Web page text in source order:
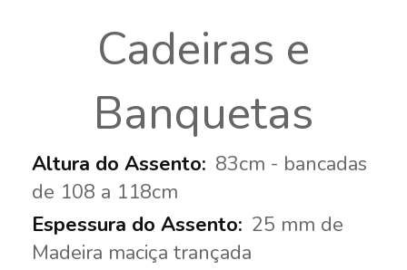
Cadeiras e
Banquetas
83cm - bancadas
de 108 a 118cm
25 mm de
Madeira maciça trançada